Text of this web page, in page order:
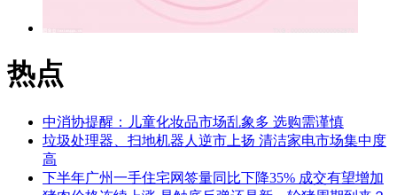
热点
中消协提醒：儿童化妆品市场乱象多 选购需谨慎
垃圾处理器、扫地机器人逆市上扬 清洁家电市场集中度
高
下半年广州一手住宅网签量同比下降35% 成交有望增加